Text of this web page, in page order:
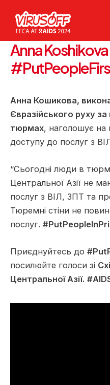
вмісту
Anna Koshikova
Анна Кошикова,
Євразійського руху
тюрмах, наголошує на
доступу до послуг з
“Сьогодні люди в
Центральної Азії не
послуг з ВІЛ, ЗПТ та
Тюремні стіни не
послуг.
Приєднуйтесь до
посилюйте голоси зі
Центральної Азії.